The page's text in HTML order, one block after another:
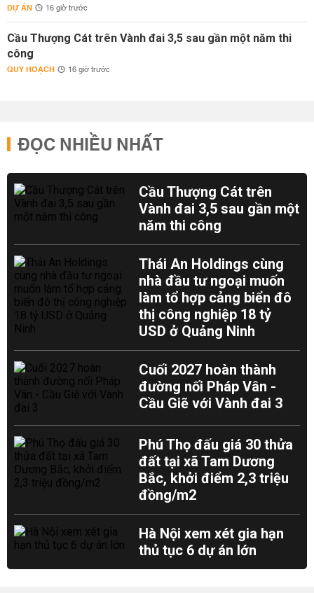
DỰ ÁN 16 giờ trước
Cầu Thượng Cát trên Vành đai 3,5 sau gần một năm thi
công
QUY HOẠCH 16 giờ trước
ĐỌC NHIỀU NHẤT
Cầu Thượng Cát trên
Vành đai 3,5 sau gần một
năm thi công
Thái An Holdings cùng
nhà đầu tư ngoại muốn
làm tổ hợp cảng biển đô
thị công nghiệp 18 tỷ
USD ở Quảng Ninh
Cuối 2027 hoàn thành
đường nối Pháp Vân -
Cầu Giẽ với Vành đai 3
Phú Thọ đấu giá 30 thửa
đất tại xã Tam Dương
Bắc, khởi điểm 2,3 triệu
đồng/m2
Hà Nội xem xét gia hạn
thủ tục 6 dự án lớn